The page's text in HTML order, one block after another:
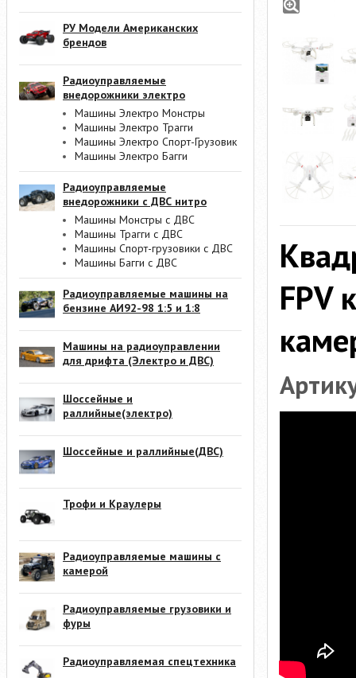
РУ Модели Американских
брендов
Радиоуправляемые
внедорожники электро
Машины Электро Монстры
Машины Электро Трагги
Машины Электро Спорт-Грузовик
Машины Электро Багги
Радиоуправляемые
внедорожники с ДВС нитро
Машины Монстры с ДВС
Машины Трагги с ДВС
Машины Спорт-грузовики с ДВС
Машины Багги с ДВС
Радиоуправляемые машины на
бензине АИ92-98 1:5 и 1:8
Машины на радиоуправлении
для дрифта (Электро и ДВС)
Шоссейные и
раллийные(электро)
Шоссейные и раллийные(ДВС)
Трофи и Краулеры
Радиоуправляемые машины с
камерой
Радиоуправляемые грузовики и
фуры
Радиоуправляемая спецтехника
FPV